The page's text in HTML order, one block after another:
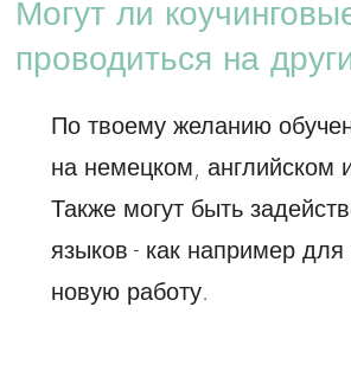
Могут ли
проводиться на
По твоему желанию
на немецком, английском
Также могут быть
языков - как например
новую работу.